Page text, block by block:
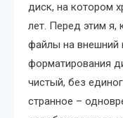
диск, на котором
лет. Перед этим я,
файлы на внешний
форматирования
чистый, без
странное –